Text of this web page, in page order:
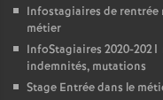
Infostagiaires de rentrée
métier
InfoStagiaires 2020-2021
indemnités, mutations
Stage Entrée dans le